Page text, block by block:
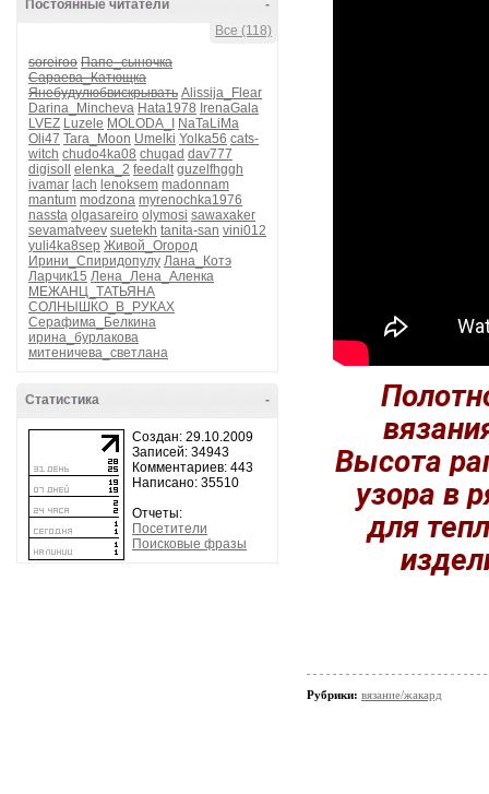
-
Постоянные читатели
Все (118)
soreiroo Папе_сыночка
Сараева_Катющка
Янебудулюбвискрывать Alissija_Flear
Darina_Mincheva Hata1978 IrenaGala
LVEZ Luzele MOLODA_I
NaTaLiMa
Oli47 Tara_Moon Umelki Yolka56 cats-
witch chudo4ka08 chugad dav777
digisoll
elenka_2 feedalt guzelfhggh
ivamar lach lenoksem madonnam
mantum modzona myrenochka1976
nassta olgasareiro olymosi sawaxaker
sevamatveev suetekh tanita-san vini012
yuli4ka8sep Живой_Огород
Ирини_Спиридопулу Лана_Котэ
Ларчик15 Лена_Лена_Аленка
МЕЖАНЦ_ТАТЬЯНА
СОЛНЫШКО_В_РУКАХ
Серафима_Белкина
ирина_бурлакова
митеничева_светлана
-
Статистика
Создан: 29.10.2009
Записей: 34943
Комментариев: 443
Написано: 35510
Отчеты:
Посетители
Поисковые фразы
Высота
узора в
для
Рубрики: вязание/жакард